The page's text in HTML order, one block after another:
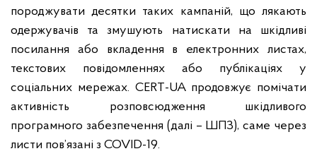
породжувати десятки таких кампаній, що лякають
одержувачів та змушують натискати на шкідливі
посилання або вкладення в електронних листах,
текстових повідомленнях або публікаціях у
соціальних мережах. CERT-UA продовжує помічати
активність розповсюдження шкідливого
програмного забезпечення (далі – ШПЗ), саме через
листи пов’язані з COVID-19.